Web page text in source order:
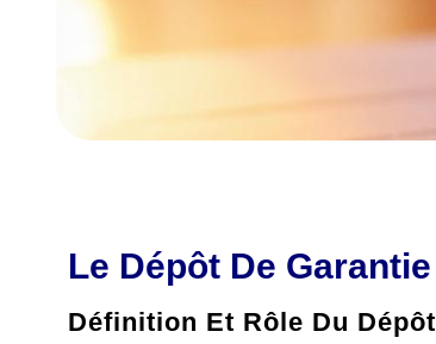
Le Dépôt De
Définition Et Rôle Du